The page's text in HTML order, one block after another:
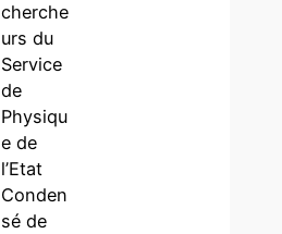
cherche
urs du
Service
de
Physiqu
e de
l’Etat
Conden
sé de